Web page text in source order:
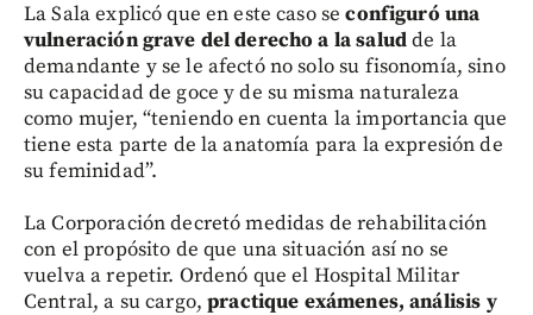
La Sala explicó que en este caso seconfiguró una
vulneración grave del derecho a la saludde la
demandante y se le afectó no solo su fisonomía, sino
su capacidad de goce y de su misma naturaleza
como mujer, “teniendo en cuenta la importancia que
tiene esta parte de la anatomía para la expresión de
su feminidad”.
La Corporación decretó medidas de rehabilitación
con el propósito de que una situación así no se
vuelva a repetir. Ordenó que el Hospital Militar
Central, a su cargo,practique exámenes, análisis y